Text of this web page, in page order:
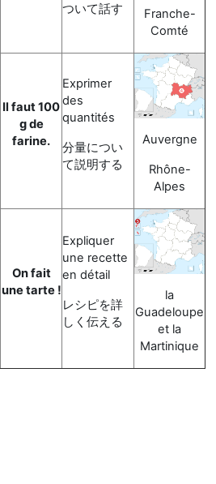
ついて話す
Franche-
Comté
Il faut 100
g de
farine.
Exprimer
des
quantités
分量につい
て説明する
Auvergne
Rhône-
Alpes
On fait
une tarte !
Expliquer
une recette
en détail
レシピを詳
しく伝える
la
Guadeloupe
et la
Martinique